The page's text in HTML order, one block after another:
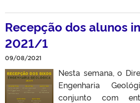
Recepção dos alunos
2021/1
09/08/2021
Nesta semana, o
Engenharia
conjunto com